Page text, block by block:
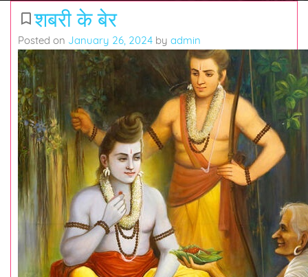
bookmark_borderशबरी के बेर
Posted on January 26, 2024 by admin